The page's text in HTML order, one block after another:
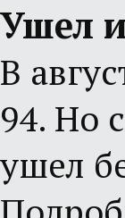
Ушел
В
94. Но
ушел